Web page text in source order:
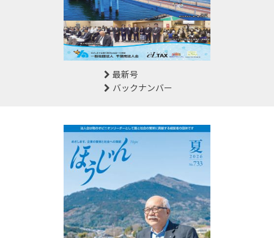
最新号
バックナンバー